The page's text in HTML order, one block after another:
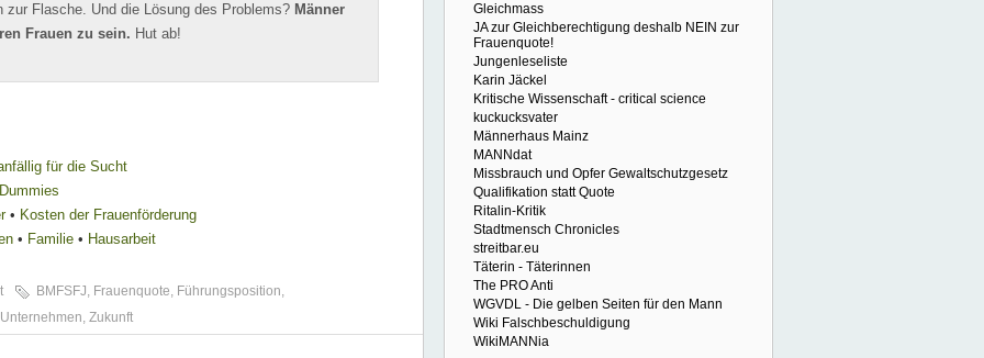
zur Flasche. Und die Lösung des Problems? Männer
Frauen zu sein. Hut ab!
für die Sucht
• Kosten der Frauenförderung
• Familie • Hausarbeit
BMFSFJ, Frauenquote, Führungsposition,
Unternehmen, Zukunft
Gleichmass
JA zur Gleichberechtigung deshalb NEIN zur
Frauenquote!
Jungenleseliste
Karin Jäckel
Kritische Wissenschaft - critical science
kuckucksvater
Männerhaus Mainz
MANNdat
Missbrauch und Opfer Gewaltschutzgesetz
Qualifikation statt Quote
Ritalin-Kritik
Stadtmensch Chronicles
streitbar.eu
Täterin - Täterinnen
The PRO Anti
WGVDL - Die gelben Seiten für den Mann
Wiki Falschbeschuldigung
WikiMANNia